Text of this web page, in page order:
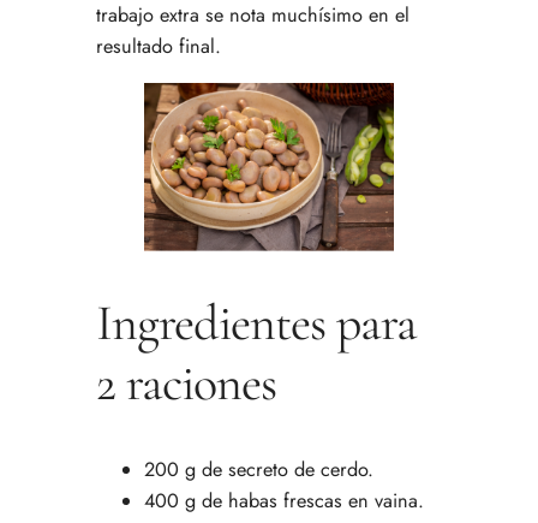
trabajo extra se nota muchísimo en el
resultado final.
Ingredientes para
2 raciones
200 g de secreto de cerdo.
400 g de habas frescas en vaina.